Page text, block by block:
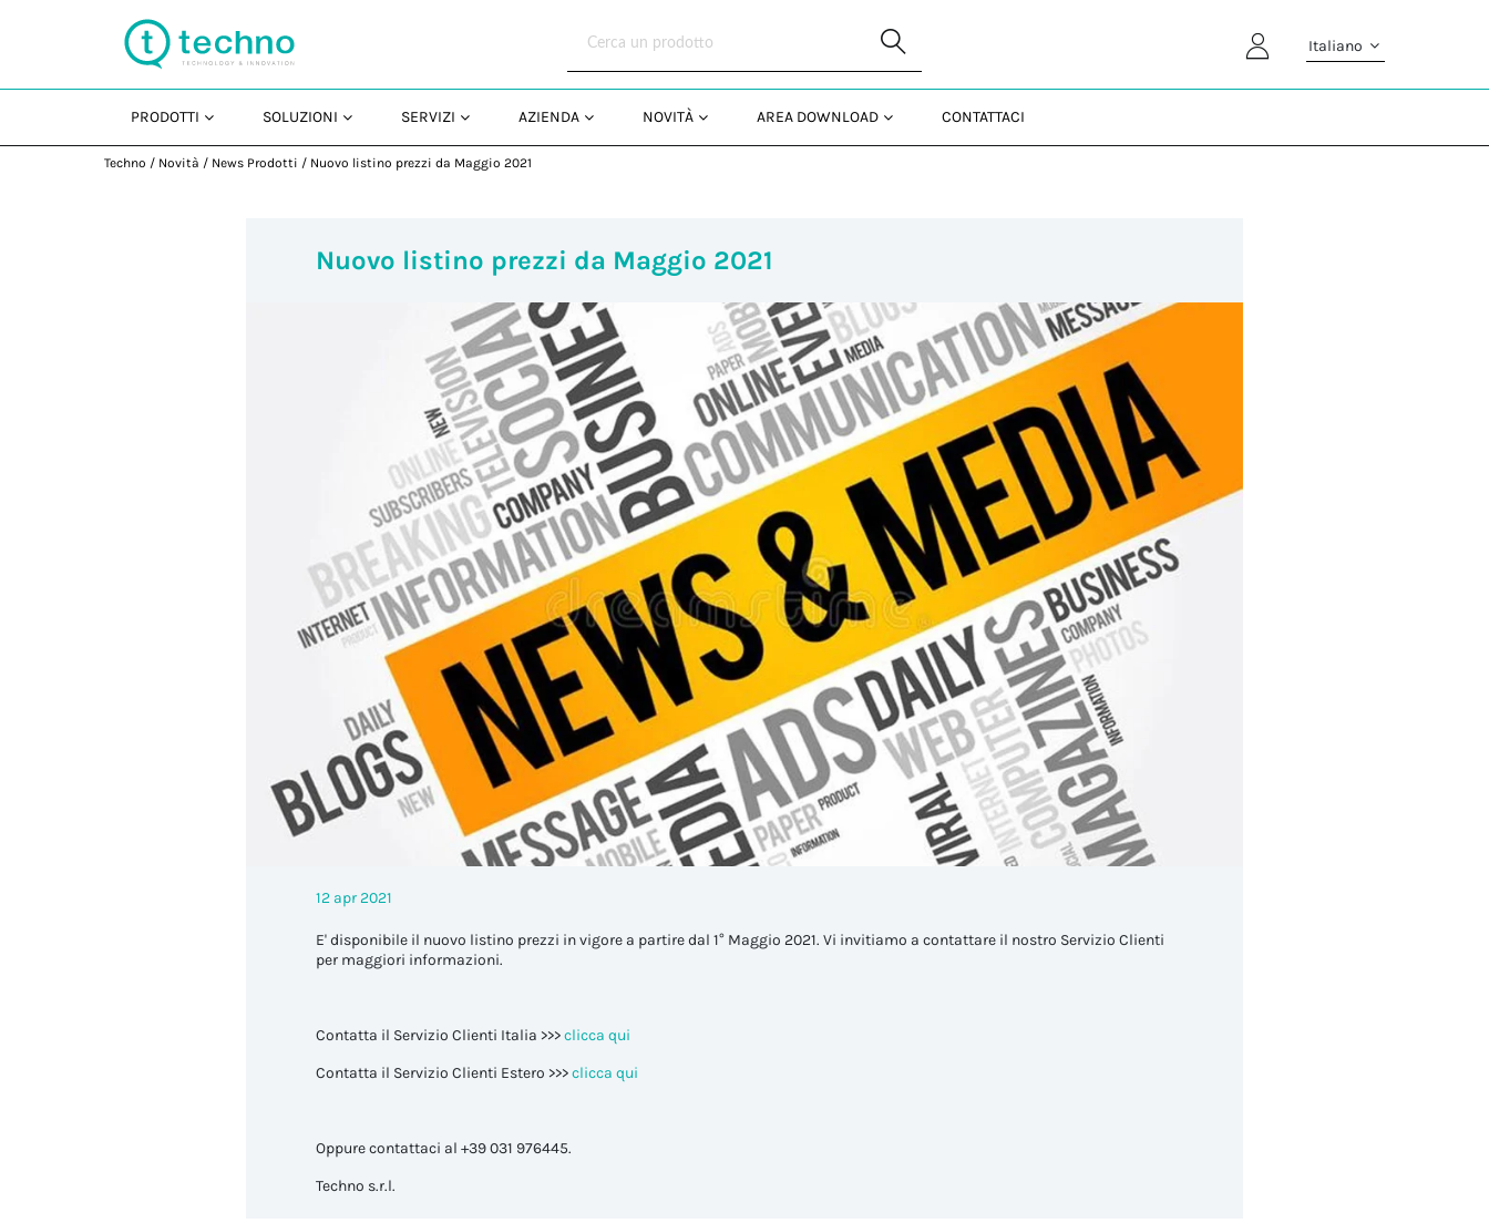
Italiano
PRODOTTI SOLUZIONI SERVIZI AZIENDA NOVITÀ AREA DOWNLOAD CONTATTACI
Techno / Novità / News Prodotti / Nuovo listino prezzi da Maggio 2021
Nuovo listino prezzi da Maggio 2021
12 apr 2021
E' disponibile il nuovo listino prezzi in vigore a partire dal 1° Maggio 2021. Vi invitiamo a contattare il nostro Servizio Clienti
per maggiori informazioni.
Contatta il Servizio Clienti Italia >>>clicca qui
Contatta il Servizio Clienti Estero >>>clicca qui
Oppure contattaci al +39 031 976445.
Techno s.r.l.